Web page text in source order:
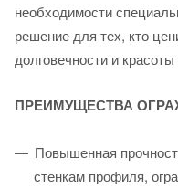
необходимости
решение для тех, кто
долговечности и
ПРЕИМУЩЕСТВА
Повышенная
стенкам профиля,